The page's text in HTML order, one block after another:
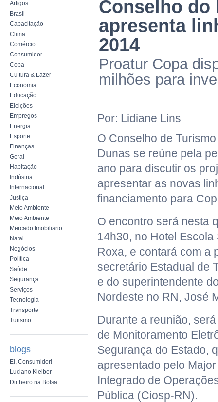
Artigos
Brasil
Capacitação
Clima
Comércio
Consumidor
Copa
Cultura & Lazer
Economia
Educação
Eleições
Empregos
Energia
Esporte
Finanças
Geral
Habitação
Indústria
Internacional
Justiça
Meio Ambiente
Meio Ambiente
Mercado Imobiliário
Natal
Negócios
Política
Saúde
Segurança
Serviços
Tecnologia
Transporte
Turismo
blogs
Ei, Consumidor!
Luciano Kleiber
Dinheiro na Bolsa
Conselho do
apresenta
2014
Proatur Copa
milhões para
Por: Lidiane Lins
O Conselho de
Dunas se reúne pela
ano para discutir os
apresentar as novas
financiamento para
O encontro será nesta
14h30, no Hotel Escola
Roxa, e contará com a
secretário Estadual de
e do superintendente
Nordeste no RN, José
Durante a reunião,
de Monitoramento
Segurança do Estado,
apresentado pelo
Integrado de
Pública (Ciosp-RN).